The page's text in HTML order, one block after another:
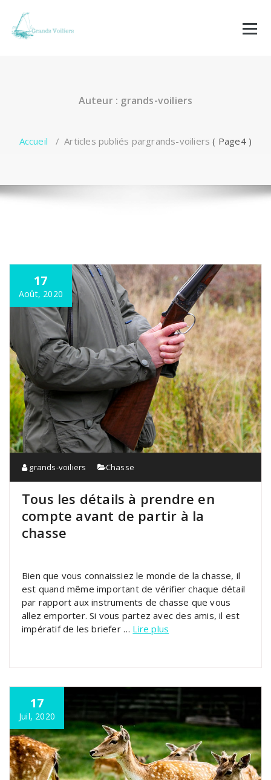
contenu
Auteur : grands-voiliers
Accueil /Articles publiés pargrands-voiliers ( Page4 )
17
Août, 2020
grands-voiliers Chasse
Tous les détails à prendre en
compte avant de partir à la
chasse
Bien que vous connaissiez le monde de la chasse, il
est quand même important de vérifier chaque détail
par rapport aux instruments de chasse que vous
allez emporter. Si vous partez avec des amis, il est
impératif de les briefer … Lire plus
17
Juil, 2020